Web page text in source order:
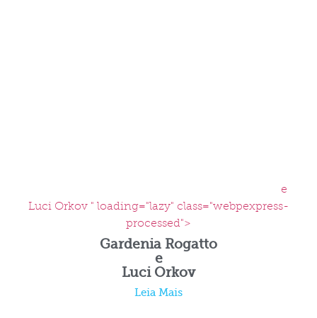
e
Luci Orkov " loading="lazy" class="webpexpress-
processed">
Gardenia Rogatto
e
Luci Orkov
Leia Mais